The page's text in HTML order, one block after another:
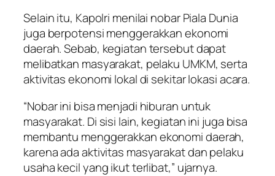
Selain itu, Kapolri menilai nobar Piala Dunia
juga berpotensi menggerakkan ekonomi
daerah. Sebab, kegiatan tersebut dapat
melibatkan masyarakat, pelaku UMKM, serta
aktivitas ekonomi lokal di sekitar lokasi acara.
“Nobar ini bisa menjadi hiburan untuk
masyarakat. Di sisi lain, kegiatan ini juga bisa
membantu menggerakkan ekonomi daerah,
karena ada aktivitas masyarakat dan pelaku
usaha kecil yang ikut terlibat,” ujarnya.